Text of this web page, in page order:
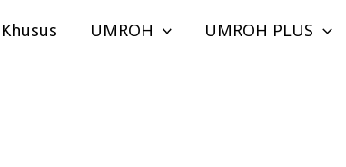
UMROH UMROH PLUS